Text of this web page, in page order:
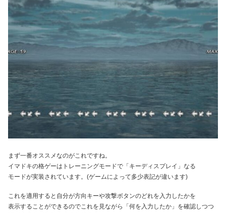
まず一番オススメなのがこれですね。
イマドキの格ゲーはトレーニングモードで「キーディスプレイ」なる
モードが実装されています。(ゲームによって多少表記が違います)
これを適用すると自分が方向キーや攻撃ボタンのどれを入力したかを
表示することができるのでこれを見ながら「何を入力したか」を確認しつつ